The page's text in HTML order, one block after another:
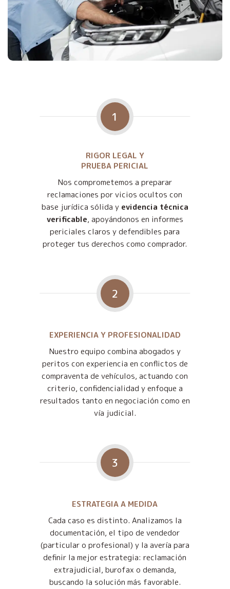
1
RIGOR LEGAL Y
PRUEBA PERICIAL
Nos comprometemos a preparar
reclamaciones por vicios ocultos con
base jurídica sólida y evidencia técnica
verificable, apoyándonos en informes
periciales claros y defendibles para
proteger tus derechos como comprador.
2
EXPERIENCIA Y PROFESIONALIDAD
Nuestro equipo combina abogados y
peritos con experiencia en conflictos de
compraventa de vehículos, actuando con
criterio, confidencialidad y enfoque a
resultados tanto en negociación como en
vía judicial.
3
ESTRATEGIA A MEDIDA
Cada caso es distinto. Analizamos la
documentación, el tipo de vendedor
(particular o profesional) y la avería para
definir la mejor estrategia: reclamación
extrajudicial, burofax o demanda,
buscando la solución más favorable.